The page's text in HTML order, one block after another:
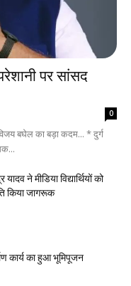
पर सांसद
0
बघेल का बड़ा कदम... * दुर्ग
ने मीडिया विद्यार्थियों को
किया जागरूक
कार्य का हुआ भूमिपूजन